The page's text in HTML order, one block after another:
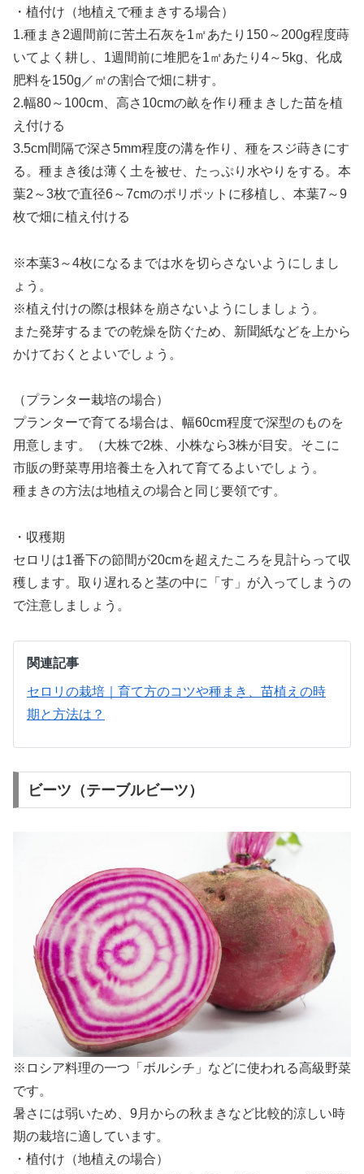
・植付け（地植えで種まきする場合）
1.種まき2週間前に苦土石灰を1㎡あたり150～200g程度蒔
いてよく耕し、1週間前に堆肥を1㎡あたり4～5kg、化成
肥料を150g／㎡の割合で畑に耕す。
2.幅80～100cm、高さ10cmの畝を作り種まきした苗を植
え付ける
3.5cm間隔で深さ5mm程度の溝を作り、種をスジ蒔きにす
る。種まき後は薄く土を被せ、たっぷり水やりをする。本
葉2～3枚で直径6～7cmのポリポットに移植し、本葉7～9
枚で畑に植え付ける
※本葉3～4枚になるまでは水を切らさないようにしまし
ょう。
※植え付けの際は根鉢を崩さないようにしましょう。
また発芽するまでの乾燥を防ぐため、新聞紙などを上から
かけておくとよいでしょう。
（プランター栽培の場合）
プランターで育てる場合は、幅60cm程度で深型のものを
用意します。（大株で2株、小株なら3株が目安。そこに
市販の野菜専用培養土を入れて育てるよいでしょう。
種まきの方法は地植えの場合と同じ要領です。
・収穫期
セロリは1番下の節間が20cmを超えたころを見計らって収
穫します。取り遅れると茎の中に「す」が入ってしまうの
で注意しましょう。
関連記事
セロリの栽培｜育て方のコツや種まき、苗植えの時
期と方法は？
ビーツ（テーブルビーツ）
※ロシア料理の一つ「ボルシチ」などに使われる高級野菜
です。
暑さには弱いため、9月からの秋まきなど比較的涼しい時
期の栽培に適しています。
・植付け（地植えの場合）